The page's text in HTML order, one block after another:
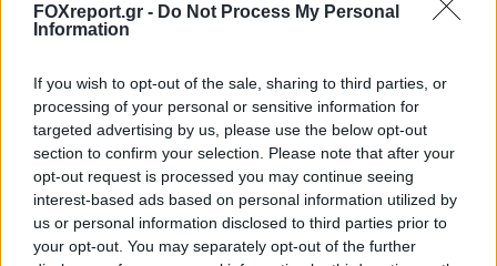
FOXreport.gr - Do Not Process My Personal
Information
If you wish to opt-out of the sale, sharing to third parties, or
processing of your personal or sensitive information for
targeted advertising by us, please use the below opt-out
section to confirm your selection. Please note that after your
opt-out request is processed you may continue seeing
interest-based ads based on personal information utilized by
us or personal information disclosed to third parties prior to
your opt-out. You may separately opt-out of the further
Η τεχνητή νοημοσύνη του Google Maps
αναλαμβάνει παραγγελίες φαγητού
ΤΕΧΝΟΛΟΓΊΑ 13:00, 08/08/2026